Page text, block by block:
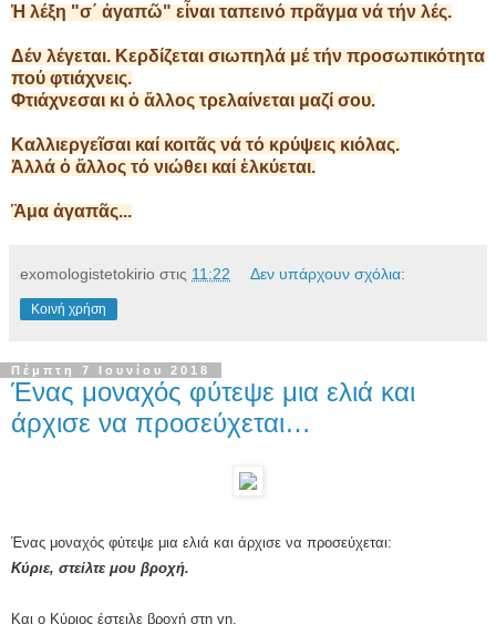
Ἡ λέξη "σ΄ ἀγαπῶ" εἶναι ταπεινό πρᾶγμα νά τήν λές.
Δέν λέγεται. Κερδίζεται σιωπηλά μέ τήν προσωπικότητα
πού φτιάχνεις.
Φτιάχνεσαι κι ὁ ἄλλος τρελαίνεται μαζί σου.
Καλλιεργεῖσαι καί κοιτᾶς νά τό κρύψεις κιόλας.
Ἀλλά ὁ ἄλλος τό νιώθει καί ἑλκύεται.
Ἃμα ἀγαπᾶς...
exomologistetokirio στις 11:22 Δεν υπάρχουν σχόλια:
Κοινή χρήση
Πέμπτη 7 Ιουνίου 2018
Ένας μοναχός φύτεψε μια ελιά και
άρχισε να προσεύχεται…
Ένας μοναχός φύτεψε μια ελιά και άρχισε να προσεύχεται:
Κύριε, στείλτε μου βροχή.
Και ο Κύριος έστειλε βροχή στη γη.